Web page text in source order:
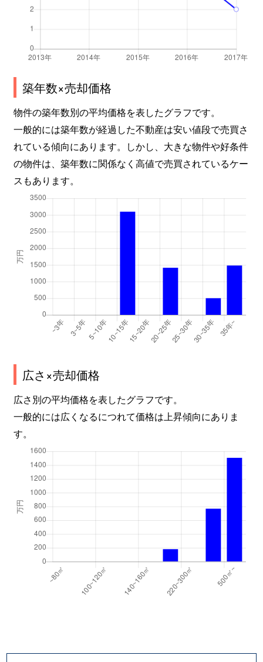
築年数×売却価格
物件の築年数別の平均価格を表したグラフです。
一般的には築年数が経過した不動産は安い値段で売買さ
れている傾向にあります。しかし、大きな物件や好条件
の物件は、築年数に関係なく高値で売買されているケー
スもあります。
広さ×売却価格
広さ別の平均価格を表したグラフです。
一般的には広くなるにつれて価格は上昇傾向にありま
す。